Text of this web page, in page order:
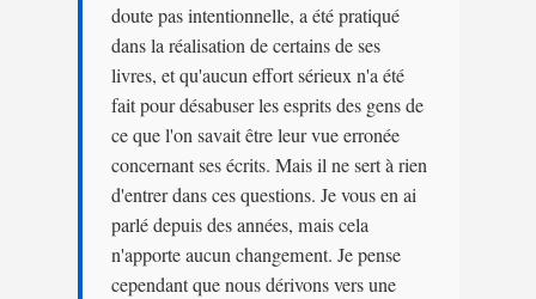
doute pas intentionnelle, a été pratiqué
dans la réalisation de certains de ses
livres, et qu'aucun effort sérieux n'a été
fait pour désabuser les esprits des gens de
ce que l'on savait être leur vue erronée
concernant ses écrits. Mais il ne sert à rien
d'entrer dans ces questions. Je vous en ai
parlé depuis des années, mais cela
n'apporte aucun changement. Je pense
cependant que nous dérivons vers une